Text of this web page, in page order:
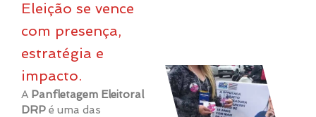
Eleição se vence
com presença,
estratégia e
impacto.
A Panfletagem Eleitoral
DRP é uma das